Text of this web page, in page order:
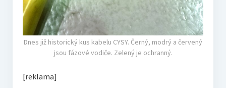
Dnes již historický kus kabelu CYSY. Černý, modrý a červený
jsou fázové vodiče. Zelený je ochranný.
[reklama]